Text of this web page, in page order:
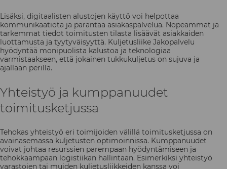
Lisäksi, digitaalisten alustojen käyttö voi helpottaa
kommunikaatiota ja parantaa asiakaspalvelua. Nopeammat ja
tarkemmat tiedot toimitusten tilasta lisäävät asiakkaiden
luottamusta ja tyytyväisyyttä. Kuljetusliike Jakopalvelu
hyödyntää monipuolista kalustoa ja teknologiaa
varmistaakseen, että jokainen tukkukuljetus on sujuva ja
ajallaan perillä.
Yhteistyö ja kumppanuudet
toimitusketjussa
Tehokas yhteistyö eri toimijoiden välillä toimitusketjussa on
avainasemassa kuljetusten optimoinnissa. Kumppanuudet
voivat johtaa resurssien parempaan hyödyntämiseen ja
tehokkaampaan logistiikan hallintaan. Esimerkiksi yhteistyö
varastojen tai muiden kuljetusliikkeiden kanssa voi